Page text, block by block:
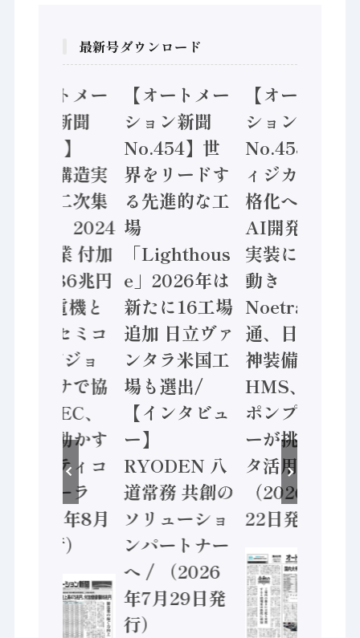
最新号ダウンロード
【オートメー
ション新聞
No.455】
「経済構造実
態調査二次集
計結果」2024
年製造業 付加
価値額86兆円
/ 三菱電機と
ソニーセミコ
ン AIビジョ
ンセンサで協
業 / IDEC、
安全に動かす
セーフティコ
ントローラ
（2026年8月
5日発行）
【オートメー
ション新聞
No.454】世
界をリードす
る先進的な工
場
「Lighthous
e」2026年は
新たに16工場
追加 日立ヴァ
ンタラ米国工
場も選出/
【インタビュ
ー】
RYODEN 八
道常務 共創の
ソリューショ
ンパートナー
へ / （2026
年7月29日発
行）
【オートメー
ション新聞
No.453】フ
ィジカルAI本
格化へ 国産
AI開発や社会
実装に活発な
動き
Noetra、富士
通、日立 / 兵
神装備 ×
HMS、老舗
ポンプメーカ
ーが挑むデー
タ活用 など
（2026年7月
22日発行）